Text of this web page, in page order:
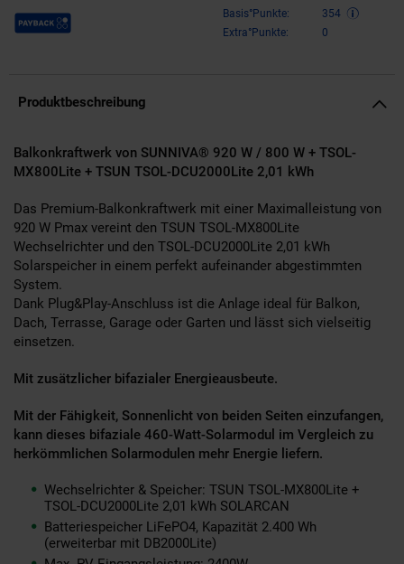
Payback Punkte Basis°Punkte:
354
Extra°Punkte:
0
Produktbeschreibung
Balkonkraftwerk von SUNNIVA® 920 W / 800 W + TSOL-
MX800Lite + TSUN TSOL-DCU2000Lite 2,01 kWh
Das Premium-Balkonkraftwerk mit einer Maximalleistung von
920 W Pmax vereint den TSUN TSOL-MX800Lite
Wechselrichter und den TSOL-DCU2000Lite 2,01 kWh
Solarspeicher in einem perfekt aufeinander abgestimmten
System.
Dank Plug&Play-Anschluss ist die Anlage ideal für Balkon,
Dach, Terrasse, Garage oder Garten und lässt sich vielseitig
einsetzen.
Mit zusätzlicher bifazialer Energieausbeute.
Mit der Fähigkeit, Sonnenlicht von beiden Seiten einzufangen,
kann dieses bifaziale 460-Watt-Solarmodul im Vergleich zu
herkömmlichen Solarmodulen mehr Energie liefern.
Wechselrichter & Speicher: TSUN TSOL-MX800Lite +
TSOL-DCU2000Lite 2,01 kWh SOLARCAN
Batteriespeicher LiFePO4, Kapazität 2.400 Wh
(erweiterbar mit DB2000Lite)